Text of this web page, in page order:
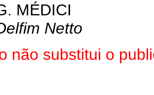
MÉDICI
Netto
não substitui o